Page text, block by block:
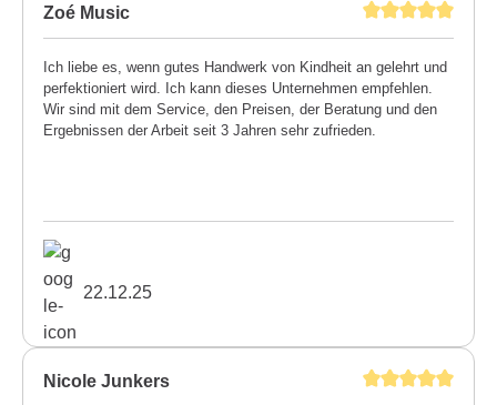
Zoé Music
Ich liebe es, wenn gutes Handwerk von Kindheit an gelehrt und
perfektioniert wird. Ich kann dieses Unternehmen empfehlen.
Wir sind mit dem Service, den Preisen, der Beratung und den
Ergebnissen der Arbeit seit 3 Jahren sehr zufrieden.
22.12.25
Nicole Junkers